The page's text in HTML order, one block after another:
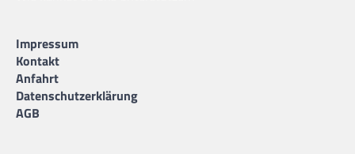
Impressum
Kontakt
Anfahrt
Datenschutzerklärung
AGB